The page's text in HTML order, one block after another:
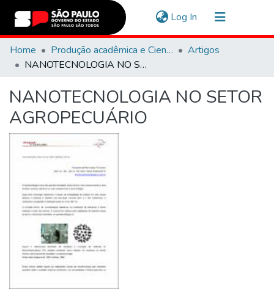
Log In (current)
Communities & Collections
Navigate
Statistics
Home Produção acadêmica e Científica
Artigos
NANOTECNOLOGIA NO SETOR AGROPECUÁRIO
NANOTECNOLOGIA NO SETOR
AGROPECUÁRIO